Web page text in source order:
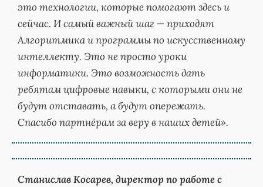
это технологии, которые помогают здесь и
сейчас. И самый важный шаг — приходят
Алгоритмика и программы по искусственному
интеллекту. Это не просто уроки
информатики. Это возможность дать
ребятам цифровые навыки, с которыми они не
будут отставать, а будут опережать.
Спасибо партнёрам за веру в наших детей».
Станислав Косарев, директор по работе с